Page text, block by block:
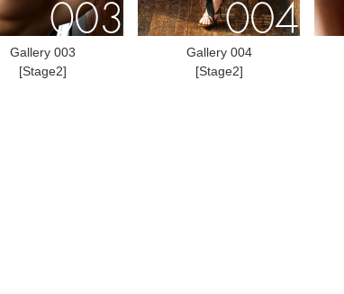
Gallery 003
[Stage2]
Gallery 004
[Stage2]